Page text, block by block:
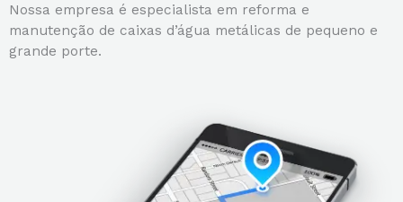
Nossa empresa é especialista em reforma e
manutenção de caixas d’água metálicas de pequeno e
grande porte.